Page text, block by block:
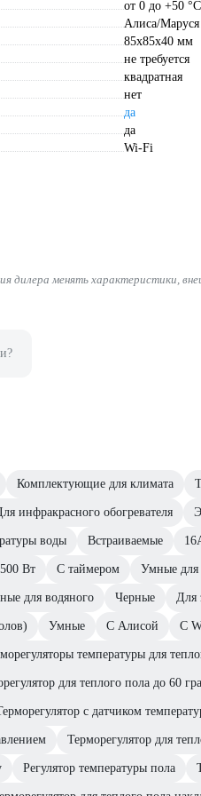
от 0 до +50 °С
Алиса/Маруся
85х85х40 мм
не требуется
квадратная
нет
да
да
Wi-Fi
дилера менять характеристики,
Комплектующие для климата
инфракрасного обогревателя
воды Встраиваемые
Вт С таймером Умные для
для водяного Черные Для
Умные С Алисой С
температуры для
для теплого пола до 60
с датчиком
Терморегулятор для
Регулятор температуры пола